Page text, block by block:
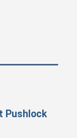
Pushlock